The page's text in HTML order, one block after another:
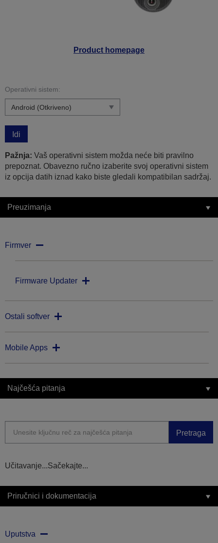
Product homepage
Operativni sistem:
Idi
Pažnja: Vaš operativni sistem možda neće biti pravilno
prepoznat. Obavezno ručno izaberite svoj operativni sistem
iz opcija datih iznad kako biste gledali kompatibilan sadržaj.
Preuzimanja
Firmver
Firmware Updater
Ostali softver
Mobile Apps
Najčešća pitanja
Pretraga
Učitavanje...Sačekajte...
Priručnici i dokumentacija
Uputstva